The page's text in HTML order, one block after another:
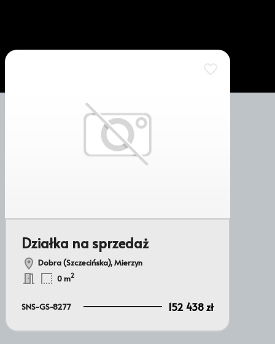
Działka na sprzedaż
Dobra (Szczecińska), Mierzyn
0 m2
SNS-GS-8277 152 438 zł